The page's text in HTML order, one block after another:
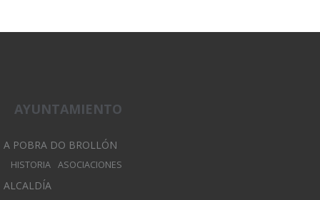
AYUNTAMIENTO
A POBRA DO BROLLÓN
HISTORIA ASOCIACIONES
ALCALDÍA